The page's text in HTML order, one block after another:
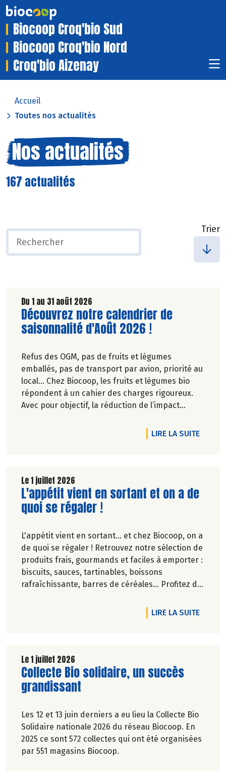
Biocoop Croq'bio Sud
Biocoop Croq'bio Nord
Croq'bio Aizenay
Accueil
Toutes nos actualités
Nos actualités
167 actualités
Trier
Du 1 au 31 août 2026
Lire la suite de l'article
Découvrez notre calendrier de
saisonnalité d'Août 2026 !
Refus des OGM, pas de fruits et légumes
emballés, pas de transport par avion, priorité au
local… Chez Biocoop, les fruits et légumes bio
répondent à un cahier des charges rigoureux.
Avec pour objectif, la réduction de l’impact
l’environnement. Parce que manger des produits
de qualité rime avec respect de la saisonnalité,
Découvrez celui d'Août 2026 !
LIRE LA SUITEDE
Le 1 juillet 2026
Lire la suite de l'article
L'appétit vient en sortant et on a de
quoi se régaler !
L'appétit vient en sortant... et chez Biocoop, on a
de quoi se régaler ! Retrouvez notre sélection de
produits frais, gourmands et faciles à emporter :
biscuits, sauces, tartinables, boissons
rafraîchissante, barres de céréales... Profitez de
LIRE LA SUITEDE
Le 1 juillet 2026
Lire la suite de l'article
Collecte Bio solidaire, un succès
grandissant
Les 12 et 13 juin derniers a eu lieu la Collecte Bio
Solidaire nationale 2026 du réseau Biocoop. En
2025 ce sont 572 collectes qui ont été organisées
par 551 magasins Biocoop.